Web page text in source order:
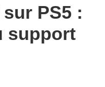
PS5 :
support